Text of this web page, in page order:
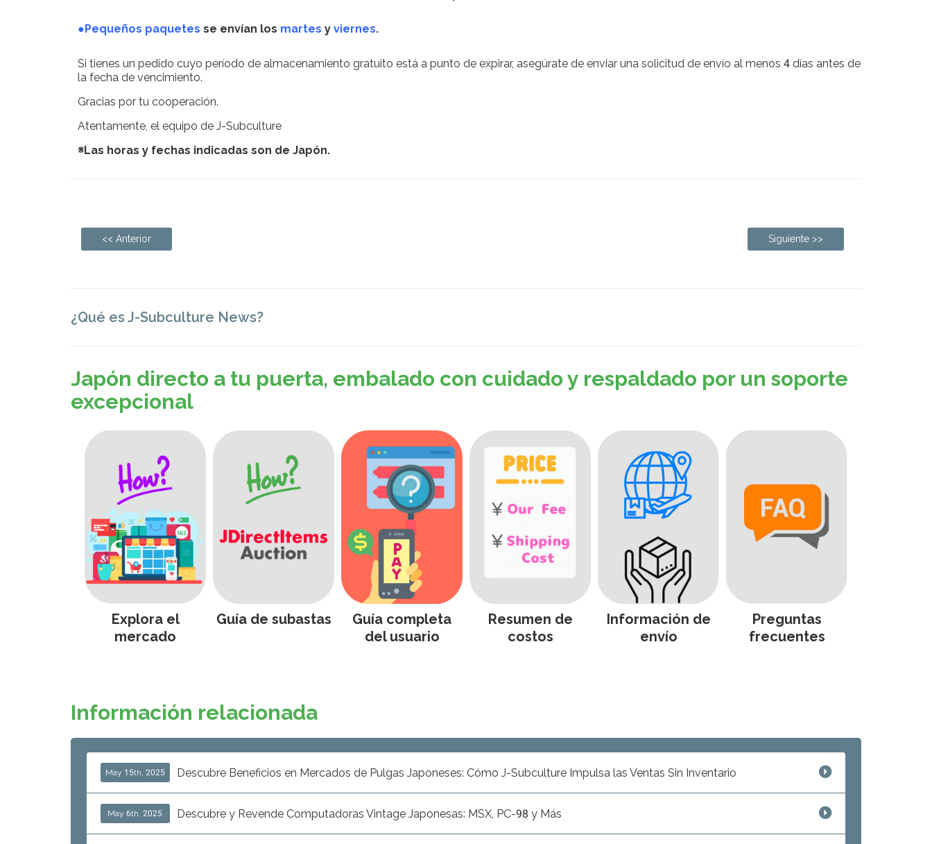
●Pequeños paquetes se envían los martes y viernes.
Si tienes un pedido cuyo período de almacenamiento gratuito está a punto de expirar, asegúrate de enviar una solicitud de envío al menos 4 días antes de
la fecha de vencimiento.
Gracias por tu cooperación.
Atentamente, el equipo de J-Subculture
※Las horas y fechas indicadas son de Japón.
<< Anterior Siguiente >>
¿Qué es J-Subculture News?
Japón directo a tu puerta, embalado con cuidado y respaldado por un soporte
excepcional
Explora el
mercado
Guía de subastas
Guía completa
del usuario
Resumen de
costos
Información de
envío
Preguntas
frecuentes
Información relacionada
May 15th, 2025 Descubre Beneficios en Mercados de Pulgas Japoneses: Cómo J-Subculture Impulsa las Ventas Sin Inventario
May 6th, 2025 Descubre y Revende Computadoras Vintage Japonesas: MSX, PC-98 y Más